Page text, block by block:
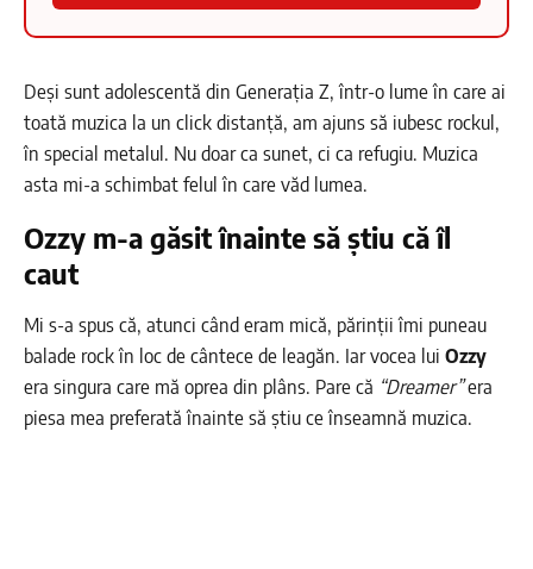
Deși sunt adolescentă din Generația Z, într-o lume în care ai
toată muzica la un click distanță, am ajuns să iubesc rockul,
în special metalul. Nu doar ca sunet, ci ca refugiu. Muzica
asta mi-a schimbat felul în care văd lumea.
Ozzy m-a găsit înainte să știu că îl
caut
Mi s-a spus că, atunci când eram mică, părinții îmi puneau
balade rock în loc de cântece de leagăn. Iar vocea lui Ozzy
era singura care mă oprea din plâns. Pare că “Dreamer”era
piesa mea preferată înainte să știu ce înseamnă muzica.